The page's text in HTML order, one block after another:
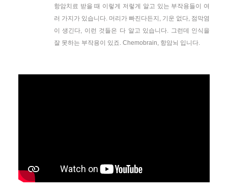
항암치료 받을 때 이렇게 저렇게 알고 있는 부작용들이 여
러 가지가 있습니다. 머리가 빠진다든지, 기운 없다, 점막염
이 생긴다, 이런 것들은 다 알고 있습니다. 그런데 인식을
잘 못하는 부작용이 있죠. Chemobrain, 항암뇌 입니다.